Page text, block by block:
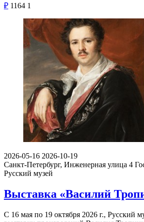
₽ 1164 1
2026-05-16 2026-10-19
Санкт-Петербург, Инженерная улица 4
Русский музей
Выставка «Василий
С 16 мая по 19 октября 2026 г., Русский